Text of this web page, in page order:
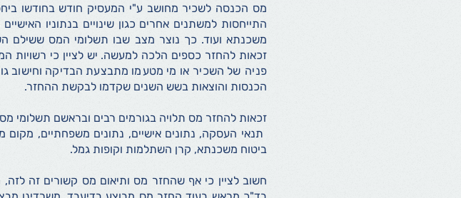
מס הכנסה לשכיר מחושב ע"י המעסיק חודש בחודשו
התייחסות למשתנים אחרים כגון שינויים בנתוניו
משכנתא ועוד. כך נוצר מצב שבו תשלומי המס ששילם
זכאות להחזר כספים הלכה למעשה. יש לציין כי רשויות
פניה של השכיר או מי מטעמו מתבצעת הבדיקה וחישוב
הכנסות והוצאות בשש השנים שקדמו לבקשת ההחזר.
זכאות להחזר מס תלויה בגורמים רבים ובראשם תשלומי
תנאי העסקה, נתונים אישיים, נתונים משפחתיים,
ביטוח משכנתא, קרן השתלמות וקופות גמל.
חשוב לציין כי אף שהחזר מס ותיאום מס קשורים זה